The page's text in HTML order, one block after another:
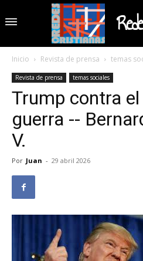
Inicio Revista de prensa temas
Revista de prensa temas sociales
Trump contra
guerra --
V.
Por Juan - 29 abril 2026